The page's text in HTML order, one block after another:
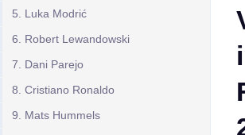
5. Luka Modrić
6. Robert Lewandowski
7. Dani Parejo
8. Cristiano Ronaldo
9. Mats Hummels